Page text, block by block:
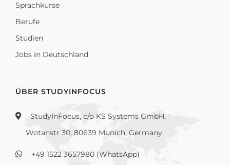
Sprachkurse
Berufe
Studien
Jobs in Deutschland
ÜBER STUDYINFOCUS
StudyInFocus, c/o KS Systems GmbH,
Wotanstr 30, 80639 Munich, Germany
+49 1522 3657980 (WhatsApp)